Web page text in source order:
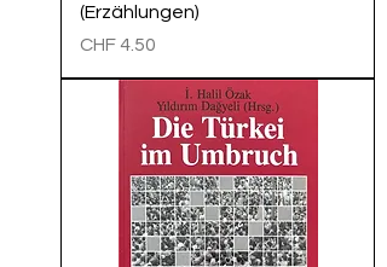
(Erzählungen)
Preis
CHF 4.50